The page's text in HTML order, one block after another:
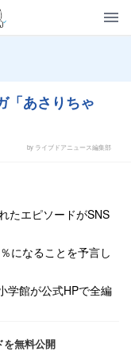
「あさりちゃ
by ライブドアニュース編集部
たエピソードがSNS
になることを予言し
学館が公式HPで全編
無料公開